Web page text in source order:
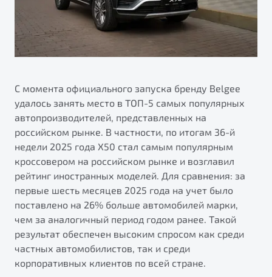
С момента официального запуска бренду Belgee
удалось занять место в ТОП-5 самых популярных
автопроизводителей, представленных на
российском рынке. В частности, по итогам 36-й
недели 2025 года X50 стал самым популярным
кроссовером на российском рынке и возглавил
рейтинг иностранных моделей. Для сравнения: за
первые шесть месяцев 2025 года на учет было
поставлено на 26% больше автомобилей марки,
чем за аналогичный период годом ранее. Такой
результат обеспечен высоким спросом как среди
частных автомобилистов, так и среди
корпоративных клиентов по всей стране.